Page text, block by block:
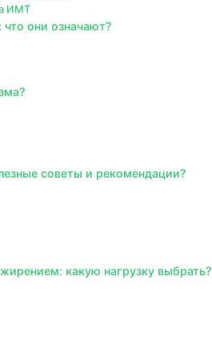
ИМТ
они означают?
советы и рекомендации?
какую нагрузку выбрать?